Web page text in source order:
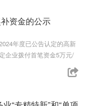
资金的公示
年度已公告认定的高新
企业拨付首笔资金5万元/